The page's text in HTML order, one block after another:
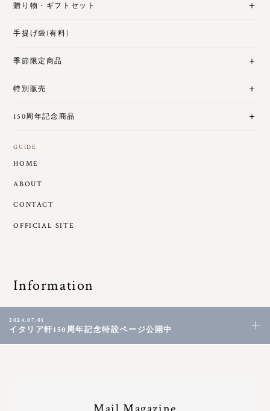
贈り物・ギフトセット
手提げ袋(有料)
季節限定商品
特別販売
150周年記念商品
GUIDE
HOME
ABOUT
CONTACT
OFFICIAL SITE
Information
2024.07.01
イタリア軒150周年記念特設ページ公開中